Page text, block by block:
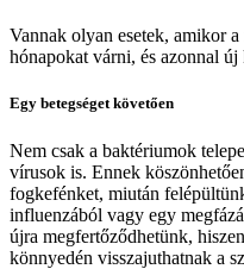
Vannak olyan esetek, amikor
hónapokat várni, és azonnal új
Egy betegséget követően
Nem csak a baktériumok
vírusok is. Ennek
fogkefénket, miután
influenzából vagy egy
újra megfertőződhetünk,
könnyedén visszajuthatnak a